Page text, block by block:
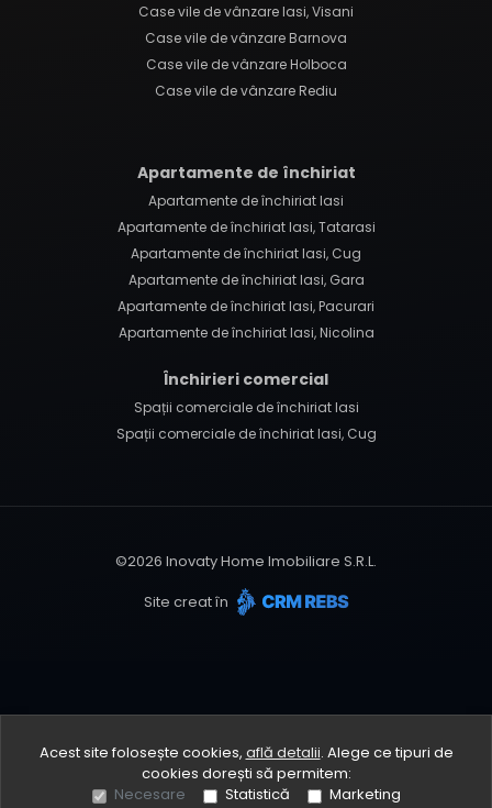
Case vile de vânzare Iasi, Visani
Case vile de vânzare Barnova
Case vile de vânzare Holboca
Case vile de vânzare Rediu
Apartamente de închiriat
Apartamente de închiriat Iasi
Apartamente de închiriat Iasi, Tatarasi
Apartamente de închiriat Iasi, Cug
Apartamente de închiriat Iasi, Gara
Apartamente de închiriat Iasi, Pacurari
Apartamente de închiriat Iasi, Nicolina
Închirieri comercial
Spații comerciale de închiriat Iasi
Spații comerciale de închiriat Iasi, Cug
©2026 Inovaty Home Imobiliare S.R.L.
Site creat în
Acest site folosește cookies, află detalii. Alege ce tipuri de
cookies dorești să permitem:
Necesare
Statistică Marketing